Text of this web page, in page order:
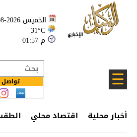
الخميس 2026-08-06
31°C
01:57 م
☰
أخبار محلية اقتصاد محلي